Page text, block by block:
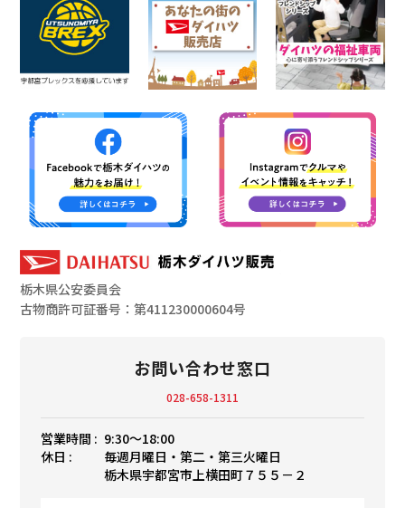
栃木県公安委員会
古物商許可証番号：第411230000604号
お問い合わせ窓口
028-658-1311
営業時間 : 9:30〜18:00
休日 :
毎週月曜日・第二・第三火曜日
栃木県宇都宮市上横田町７５５－２